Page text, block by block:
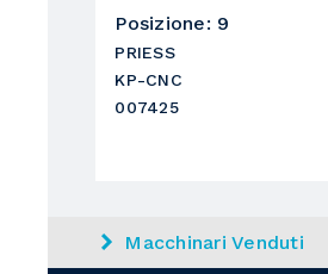
Posizione: 9
PRIESS
KP-CNC
007425
Macchinari Venduti